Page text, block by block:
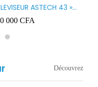
ASTECH 43 »
43OD15
000 CFA
Découvrez